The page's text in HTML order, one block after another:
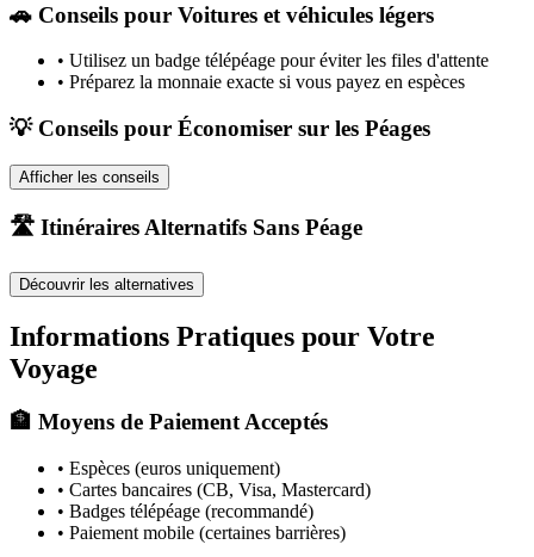
🚗 Conseils pour Voitures et véhicules légers
• Utilisez un badge télépéage pour éviter les files d'attente
• Préparez la monnaie exacte si vous payez en espèces
💡 Conseils pour Économiser sur les Péages
Afficher les conseils
🛣️ Itinéraires Alternatifs Sans Péage
Découvrir les alternatives
Informations Pratiques pour Votre
Voyage
🏦 Moyens de Paiement Acceptés
• Espèces (euros uniquement)
• Cartes bancaires (CB, Visa, Mastercard)
• Badges télépéage (recommandé)
• Paiement mobile (certaines barrières)